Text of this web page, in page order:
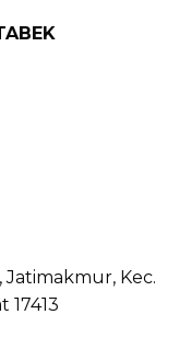
Jatimakmur, Kec.
17413